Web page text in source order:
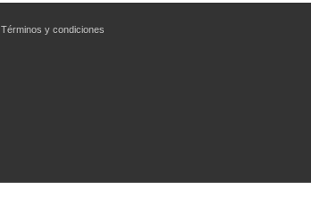
Términos y condiciones